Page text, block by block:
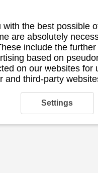
the best possible
are absolutely
include the
based on
on our websites for
and third-party
Settings